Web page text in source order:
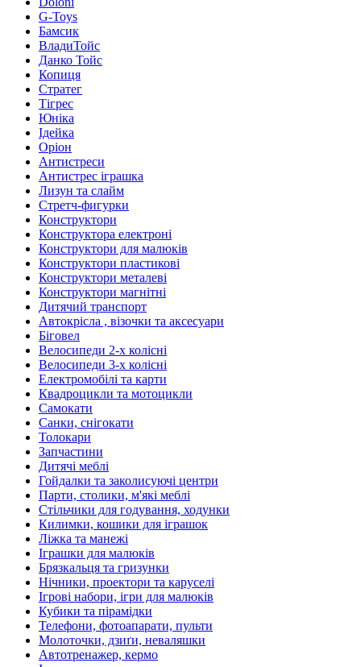
G-Toys
Бамсик
ВладиТойс
Данко Тойс
Копиця
Стратег
Тігрес
Юніка
Ідейка
Оріон
Антистреси
Антистрес іграшка
Лизун та слайм
Стретч-фигурки
Конструктори
Конструктора електроні
Конструктори для малюків
Конструктори пластикові
Конструктори металеві
Конструктори магнітні
Дитячий транспорт
Автокрісла , візочки та аксесуари
Біговел
Велосипеди 2-х колісні
Велосипеди 3-х колісні
Електромобілі та карти
Квадроцикли та мотоцикли
Самокати
Санки, снігокати
Толокари
Запчастини
Дитячі меблі
Гойдалки та заколисуючі центри
Парти, столики, м'які меблі
Стільчики для годування, ходунки
Килимки, кошики для іграшок
Ліжка та манежі
Іграшки для малюків
Брязкальця та гризунки
Нічники, проектори та каруселі
Ігрові набори, ігри для малюків
Кубики та пірамідки
Телефони, фотоапарати, пульти
Молоточки, дзиґи, неваляшки
Автотренажер, кермо